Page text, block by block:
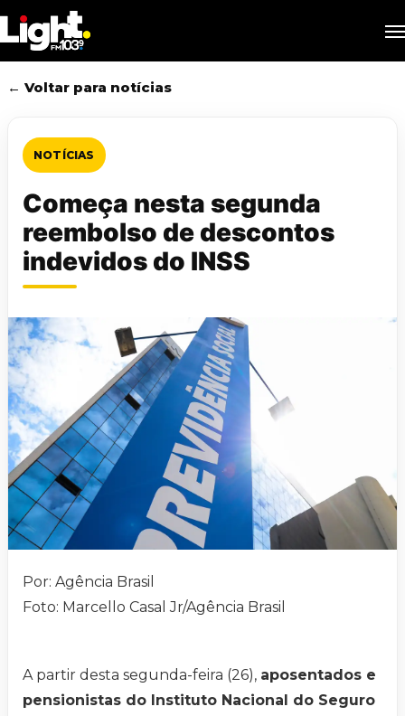
to
main
content
← Voltar para notícias
NOTÍCIAS
Começa nesta segunda
reembolso de descontos
indevidos do INSS
Por: Agência Brasil
Foto: Marcello Casal Jr/Agência Brasil
A partir desta segunda-feira (26), aposentados e
pensionistas do Instituto Nacional do Seguro